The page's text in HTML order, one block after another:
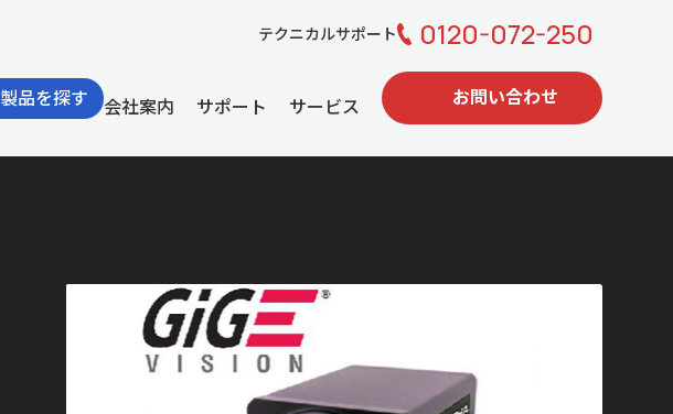
テクニカルサポート 0120-072-250
製品を探す 会社案内 サポート サービス お問い合わせ